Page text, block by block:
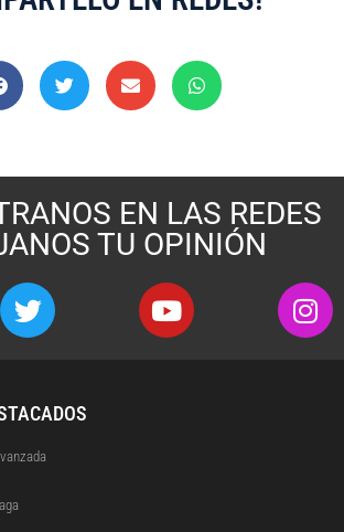
EN LAS REDES
TU OPINIÓN